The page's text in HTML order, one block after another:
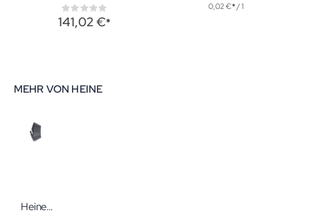
Rating:
0%
141,02 €
0,02 € / 1
MEHR VON HEINE
Heine Kontkaktscheiben für Delta 20 T